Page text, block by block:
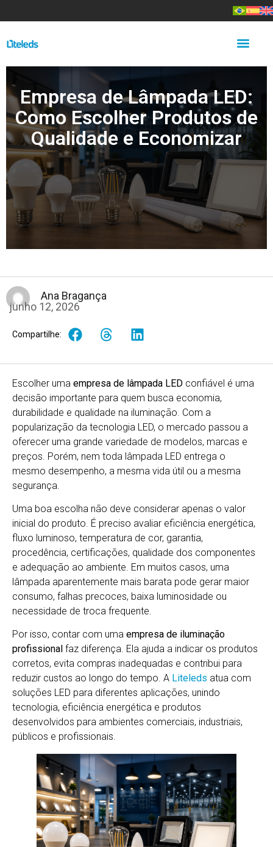
Empresa de Lâmpada LED:
Como Escolher Produtos de
Qualidade e Economizar
Ana Bragança
junho 12, 2026
Compartilhe:
Escolher uma empresa de lâmpada LED confiável é uma
decisão importante para quem busca economia,
durabilidade e qualidade na iluminação. Com a
popularização da tecnologia LED, o mercado passou a
oferecer uma grande variedade de modelos, marcas e
preços. Porém, nem toda lâmpada LED entrega o
mesmo desempenho, a mesma vida útil ou a mesma
segurança.
Uma boa escolha não deve considerar apenas o valor
inicial do produto. É preciso avaliar eficiência energética,
fluxo luminoso, temperatura de cor, garantia,
procedência, certificações, qualidade dos componentes
e adequação ao ambiente. Em muitos casos, uma
lâmpada aparentemente mais barata pode gerar maior
consumo, falhas precoces, baixa luminosidade ou
necessidade de troca frequente.
Por isso, contar com uma empresa de iluminação
profissional faz diferença. Ela ajuda a indicar os produtos
corretos, evita compras inadequadas e contribui para
reduzir custos ao longo do tempo. A Liteleds atua com
soluções LED para diferentes aplicações, unindo
tecnologia, eficiência energética e produtos
desenvolvidos para ambientes comerciais, industriais,
públicos e profissionais.